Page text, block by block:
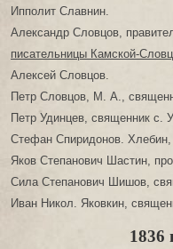
Ипполит Славнин.
Александр Словцов,
писательницы Камской-
Алексей Словцов.
Петр Словцов, М. А.,
Петр Удинцев, священник с.
Стефан Спиридонов.
Яков Степанович Шастин,
Сила Степанович Шишов,
Иван Никол. Яковкин,
1836